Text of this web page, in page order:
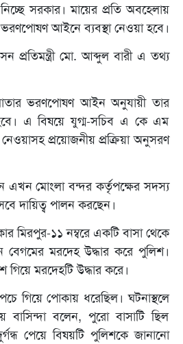
নিচ্ছে সরকার। মায়ের প্রতি অবহেলায়
ভরণপোষণ আইনে ব্যবস্থা নেওয়া হবে।
প্রতিমন্ত্রী মো. আব্দুল বারী এ তথ্য
মাতার ভরণপোষণ আইন অনুযায়ী তার
হবে। এ বিষয়ে যুগ্ম-সচিব এ কে এম
প্রয়োজনীয় প্রক্রিয়া অনুসরণ
এখন মোংলা বন্দর কর্তৃপক্ষের সদস্য
দায়িত্ব পালন করছেন।
মিরপুর-১১ নম্বরে একটি বাসা থেকে
মরদেহ উদ্ধার করে পুলিশ।
মরদেহটি উদ্ধার করে।
গিয়ে পোকায় ধরেছিল। ঘটনাস্থলে
বাসিন্দা বলেন, পুরো বাসাটি ছিল
পেয়ে বিষয়টি পুলিশকে জানানো